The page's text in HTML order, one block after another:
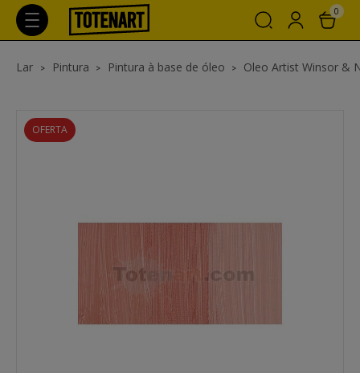
0
Lar Pintura Pintura à base de óleo Oleo Artist Winsor &
OFERTA